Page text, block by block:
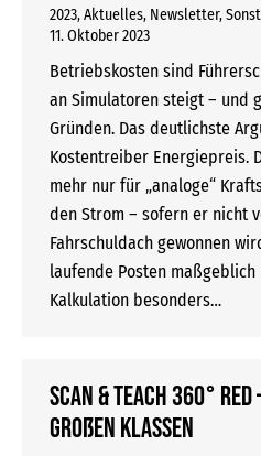
2023,Aktuelles, Newsletter,
11. Oktober 2023
Betriebskosten sind
an Simulatoren steigt – und
Gründen. Das deutlichste
Kostentreiber Energiepreis.
mehr nur für „analoge“
den Strom – sofern er nicht
Fahrschuldach gewonnen
laufende Posten
Kalkulation besonders…
SCAN & TEACH 360°
großen Klassen